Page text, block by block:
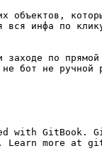
объектов,
вся инфа по
заходе по
бот не ручной
with GitBook.
more at